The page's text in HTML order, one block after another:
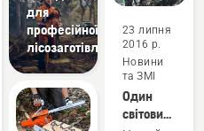
для
професійної
лісозаготівлі
23 липня
2016 р.
Новини
та ЗМІ
Один
світовий